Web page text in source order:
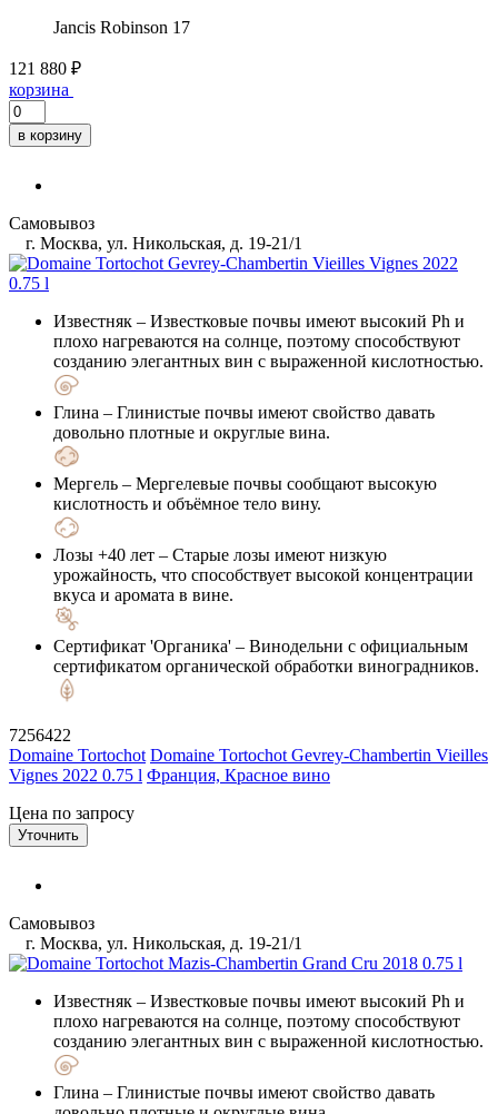
Jancis Robinson 17
121 880 ₽
корзина
в корзину
Самовывоз
г. Москва, ул. Никольская, д. 19-21/1
Известняк – Известковые почвы имеют высокий Ph и
плохо нагреваются на солнце, поэтому способствуют
созданию элегантных вин с выраженной кислотностью.
Глина – Глинистые почвы имеют свойство давать
довольно плотные и округлые вина.
Мергель – Мергелевые почвы сообщают высокую
кислотность и объёмное тело вину.
Лозы +40 лет – Старые лозы имеют низкую
урожайность, что способствует высокой концентрации
вкуса и аромата в вине.
Сертификат 'Органика' – Винодельни с официальным
сертификатом органической обработки виноградников.
7256422
Domaine Tortochot Domaine Tortochot Gevrey-Chambertin Vieilles
Vignes 2022 0.75 l Франция, Красное вино
Цена по запросу
Уточнить
Самовывоз
г. Москва, ул. Никольская, д. 19-21/1
Известняк – Известковые почвы имеют высокий Ph и
плохо нагреваются на солнце, поэтому способствуют
созданию элегантных вин с выраженной кислотностью.
Глина – Глинистые почвы имеют свойство давать